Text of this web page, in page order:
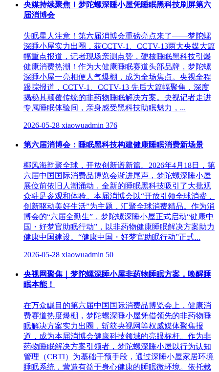
央媒持续聚焦！梦陀螺深睡小屋凭睡眠黑科技刷屏第六
届消博会
失眠星人注意！第六届消博会重磅亮点来了——梦陀螺
深睡小屋实力出圈，获CCTV-1、CCTV-13两大央媒大篇
幅重点报道，记者现场亲测点赞，硬核睡眠黑科技引爆
健康消费热潮！作为大健康睡眠赛道头部品牌，梦陀螺
深睡小屋一亮相便人气爆棚，成为全场焦点。央视全程
跟踪报道，CCTV-1、CCTV-13 先后大篇幅聚焦，深度
揭秘其颠覆传统的非药物睡眠解决方案。央视记者走进
专属睡眠体验间，亲身感受黑科技助眠魅力，...
2026-05-28 xiaowuadmin 376
第六届消博会：睡眠黑科技构建健康睡眠消费新场景
椰风海韵聚全球，开放创新谱新篇。2026年4月18日，第
六届中国国际消费品博览会渐进尾声，梦陀螺深睡小屋
展位前依旧人潮涌动，全新的睡眠黑科技吸引了大批观
众驻足参观和体验。本届消博会以“开放引领全球消费，
创新驱动美好生活”为主题，汇聚全球消费精品。作为消
博会的“六届全勤生”，梦陀螺深睡小屋正式启动“健康中
国・好梦官助眠行动”，以非药物健康睡眠解决方案助力
健康中国建设。“健康中国・好梦官助眠行动”正式...
2026-05-28 xiaowuadmin 50
央视网聚焦｜梦陀螺深睡小屋非药物睡眠方案，唤醒睡
眠本能！
在万众瞩目的第六届中国国际消费品博览会上，健康消
费赛道热度爆棚，梦陀螺深睡小屋凭借领先的非药物睡
眠解决方案实力出圈，斩获央视网等权威媒体聚焦报
道，成为本届消博会健康科技领域的亮眼标杆。作为非
药物睡眠解决方案引领者，梦陀螺深睡小屋以行为认知
管理（CBTI）为基础干预手段，通过深睡小屋家居环境
睡眠系统，营造有益于身心健康的睡眠微环境。依托载